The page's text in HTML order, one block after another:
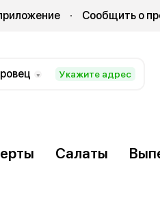
Сообщить о
Укажите адрес
Салаты